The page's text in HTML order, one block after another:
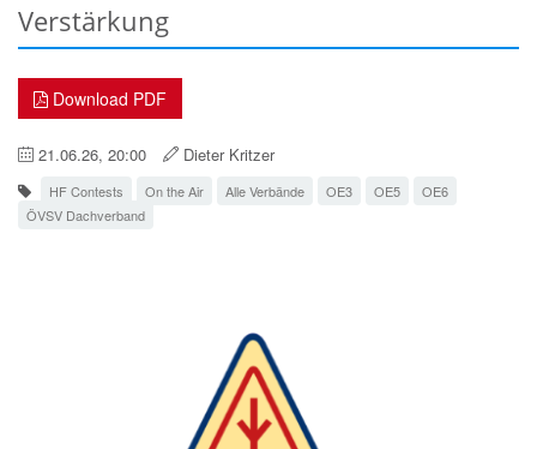
Verstärkung
Download PDF
21.06.26, 20:00 Dieter Kritzer
HF Contests On the Air Alle Verbände OE3 OE5
OE6
ÖVSV Dachverband